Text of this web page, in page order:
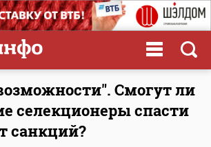
Смогут ли
селекционеры спасти
санкций?